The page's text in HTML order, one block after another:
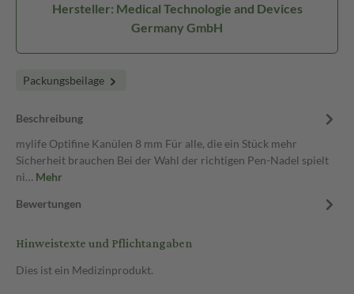
Hersteller: Medical Technologie and Devices
Germany GmbH
Packungsbeilage
Beschreibung
mylife Optifine Kanülen 8 mm Für alle, die ein Stück mehr
Sicherheit brauchen Bei der Wahl der richtigen Pen-Nadel spielt
ni… Mehr
Bewertungen
Hinweistexte und Pflichtangaben
Dies ist ein Medizinprodukt.